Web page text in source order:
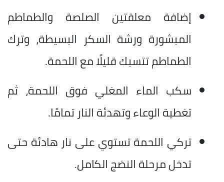
إضافة معلقتين الصلصة والطماطم
المبشورة ورشة السكر البسيطة، وترك
الطماطم تتسبك قليلًا مع اللحمة.
سكب الماء المغلي فوق اللحمة، ثم
تغطية الوعاء وتهدئة النار تمامًا.
تركي اللحمة تستوي على نار هادئة حتى
تدخل مرحلة النضج الكامل.